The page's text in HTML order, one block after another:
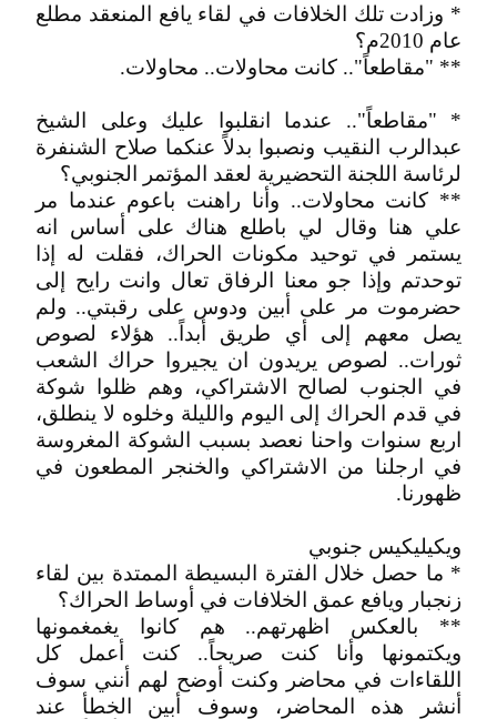
* وزادت تلك الخلافات في لقاء يافع المنعقد مطلع
عام 2010م؟
** "مقاطعاً".. كانت محاولات.. محاولات.
* "مقاطعاً".. عندما انقلبوا عليك وعلى الشيخ
عبدالرب النقيب ونصبوا بدلاً عنكما صلاح الشنفرة
لرئاسة اللجنة التحضيرية لعقد المؤتمر الجنوبي؟
** كانت محاولات.. وأنا راهنت باعوم عندما مر
علي هنا وقال لي باطلع هناك على أساس انه
يستمر في توحيد مكونات الحراك، فقلت له إذا
توحدتم وإذا جو معنا الرفاق تعال وانت رايح إلى
حضرموت مر على أبين ودوس على رقبتي.. ولم
يصل معهم إلى أي طريق أبداً.. هؤلاء لصوص
ثورات.. لصوص يريدون ان يجيروا حراك الشعب
في الجنوب لصالح الاشتراكي، وهم ظلوا شوكة
في قدم الحراك إلى اليوم والليلة وخلوه لا ينطلق،
اربع سنوات واحنا نعصد بسبب الشوكة المغروسة
في ارجلنا من الاشتراكي والخنجر المطعون في
ظهورنا.
ويكيليكيس جنوبي
* ما حصل خلال الفترة البسيطة الممتدة بين لقاء
زنجبار ويافع عمق الخلافات في أوساط الحراك؟
** بالعكس اظهرتهم.. هم كانوا يغمغمونها
ويكتمونها وأنا كنت صريحاً.. كنت أعمل كل
اللقاءات في محاضر وكنت أوضح لهم أنني سوف
أنشر هذه المحاضر، وسوف أبين الخطأ عند